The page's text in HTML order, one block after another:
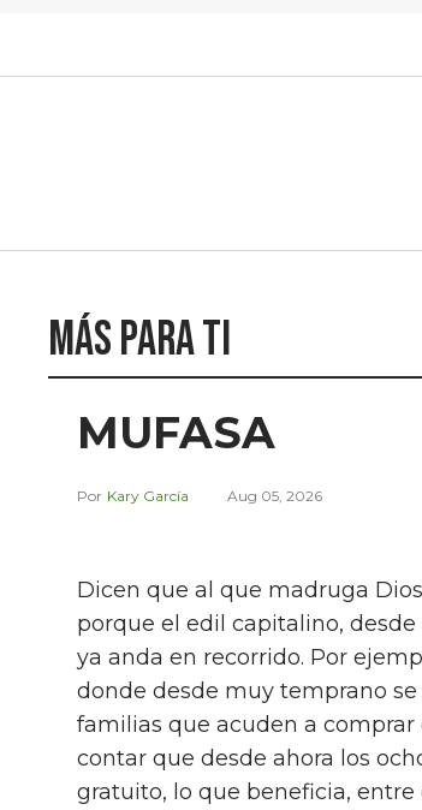
Más para ti
MUFASA
Kary García Aug 05, 2026
Dicen que al que madruga
porque el edil capitalino,
ya anda en recorrido. Por
donde desde muy temprano
familias que acuden a
contar que desde ahora los
gratuito, lo que beneficia,